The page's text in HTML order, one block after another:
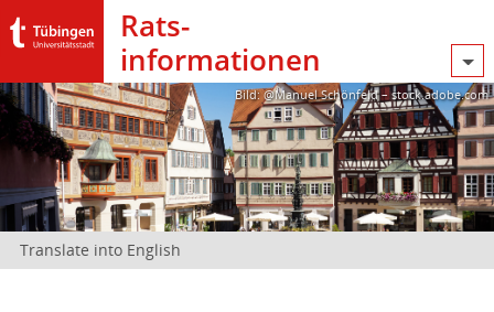
Rats­
informationen
Bild: @Manuel Schönfeld – stock.adobe.com
Translate into English